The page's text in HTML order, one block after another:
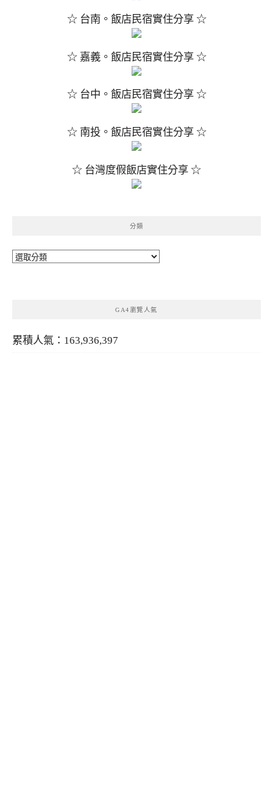
☆ 台南。飯店民宿實住分享 ☆
☆ 嘉義。飯店民宿實住分享 ☆
☆ 台中。飯店民宿實住分享 ☆
☆ 南投。飯店民宿實住分享 ☆
☆ 台灣度假飯店實住分享 ☆
分類
分
GA4瀏覽人氣
累積人氣：163,936,397